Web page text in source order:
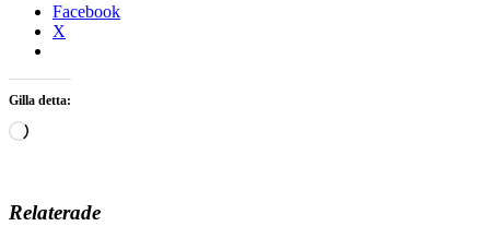
Facebook
X
Gilla detta:
Laddar
Relaterade